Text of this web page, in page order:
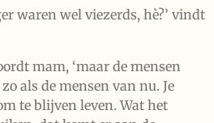
waren wel viezerds, hè?’ vindt
mam, ‘maar de mensen
als de mensen van nu. Je
te blijven leven. Wat het